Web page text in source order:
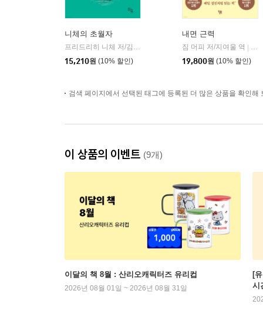
니체의 초월자
프리드리히 니체 저/김철 편역
15,210원 (10% 할인)
내면 근력
짐 머피 저/지여울 역
윌
19,800원 (10% 할인)
검색 페이지에서 선택된 태그에 등록된 더 많은 상품을 확인해
이 상품의 이벤트 (9개)
이달의 책 8월 : 산리오캐릭터즈 유리컵
2026년 08월 01일 ~ 2026년 08월 31일
[
시